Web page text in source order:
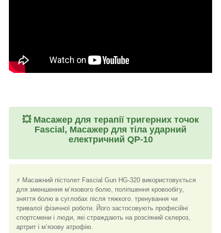
💥 Масажер для терапії тригерних точок
Fascial, Масажер для тіла ударний
електричний QP-10
⚡ Масажний пістолет Fascial Gun HG-320 використовується
для зменшення м’язового болю, поліпшення кровообігу,
зняття болю в суглобах після тяжкого. тренування чи
тривалої фізичної роботи. Його застосовують професійні
спортсмени і люди, які страждають на розсіяний склероз,
артрит і м’язову атрофію.